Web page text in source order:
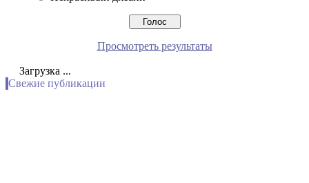
Просмотреть результаты
Загрузка ...
Свежие публикации